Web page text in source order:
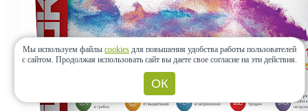
Мы используем файлы cookies для повышения удобства работы пользователей
с сайтом. Продолжая использовать сайт вы даете свое согласие на эти действия.
ОК